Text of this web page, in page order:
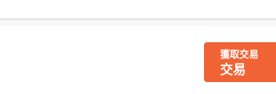
獲取交易
交易